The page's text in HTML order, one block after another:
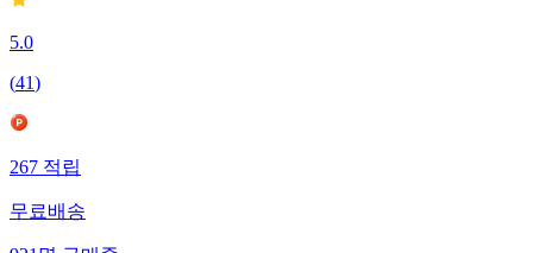
5.0
(41)
267적립
무료배송